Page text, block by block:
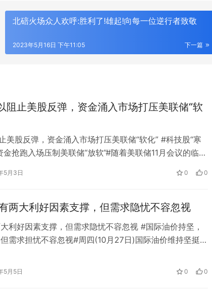
北碚火场众人欢呼:胜利了!雄起!向每一位逆行者致敬
下一篇
2023年5月16日 下午11:05
阻止美股反弹，资金涌入市场打压美联储“软
美股反弹，资金涌入市场打压美联储“软化” #科技股“寒
抢跑入场压制美联储“放软”#随着美联储11月会议的临
将连续第四次加息75个基点，但美国股市并没有像前几
。在三大股指连续两周录得新高后，道指正在走向历史
5月3日 0 0
两大利好因素支撑，但需求隐忧不容忽视
利好因素支撑，但需求隐忧不容忽视 #国际油价持坚，
需求担忧不容忽视#周四(10月27日)国际油价维持坚挺。
续利好油市，尽管对需求的担忧和美元指数的反弹放缓
5月5日 0 0
平安悦享白金卡AI生
筑牢安全发展屏障 护航高质量经营 渤海银
行重庆分行扎实推进安全保卫工作